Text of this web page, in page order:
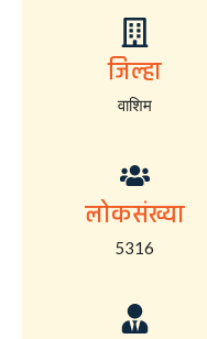
जिल्हा
वाशिम
लोकसंख्या
5316